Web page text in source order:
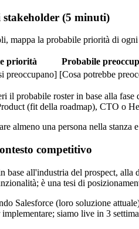
(5 minuti)
mappa la probabile priorità di
priorità Probabile
preoccupano] [Cosa potrebbe
il probabile roster in base alla
(fit della roadmap), CTO o
almeno una persona nella stanza
competitivo
all'industria del prospect, alla
è una tesi di
Salesforce (loro soluzione
siamo live in 3